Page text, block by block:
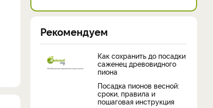
Рекомендуем
Как сохранить до посадки
саженец древовидного
пиона
Посадка пионов весной:
сроки, правила и
пошаговая инструкция